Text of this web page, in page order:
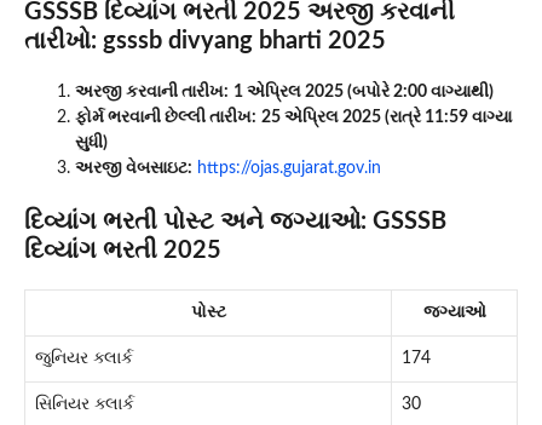
GSSSB દિવ્યાંગ ભરતી 2025 અરજી કરવાની
તારીખો: gsssb divyang bharti 2025
અરજી કરવાની તારીખ: 1 એપ્રિલ 2025 (બપોરે 2:00 વાગ્યાથી)
ફોર્મ ભરવાની છેલ્લી તારીખ: 25 એપ્રિલ 2025 (રાત્રે 11:59 વાગ્યા
સુધી)
અરજી વેબસાઇટ: https://ojas.gujarat.gov.in
દિવ્યાંગ ભરતી પોસ્ટ અને જગ્યાઓ: GSSSB
દિવ્યાંગ ભરતી 2025
પોસ્ટ જગ્યાઓ
જુનિયર ક્લાર્ક 174
સિનિયર ક્લાર્ક 30